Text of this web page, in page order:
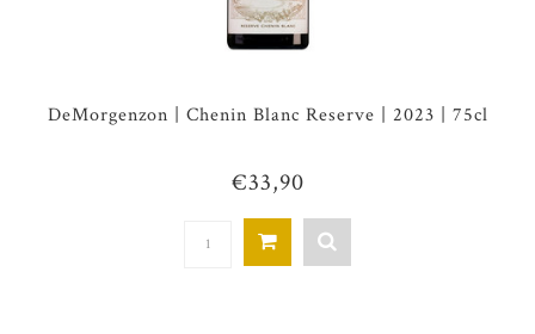
DeMorgenzon | Chenin Blanc Reserve | 2023 | 75cl
€33,90